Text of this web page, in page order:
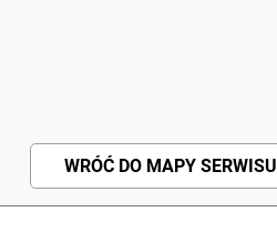
WRÓĆ DO MAPY SERWISU